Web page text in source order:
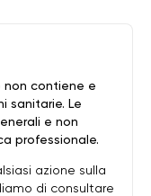
non contiene e
sanitarie. Le
e non
professionale.
azione sulla
di consultare